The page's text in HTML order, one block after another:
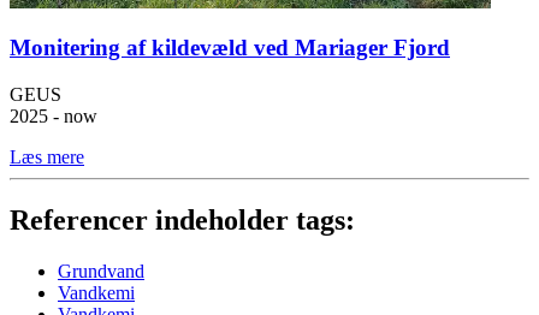
Monitering af kildevæld ved Mariager Fjord
GEUS
2025 - now
Læs mere
Referencer indeholder tags:
Grundvand
Vandkemi